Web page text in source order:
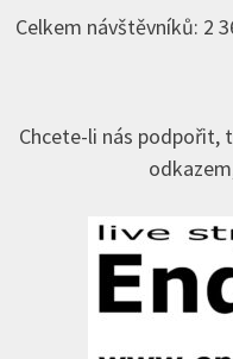
Celkem návštěvníků: 2
Chcete-li nás podpořit,